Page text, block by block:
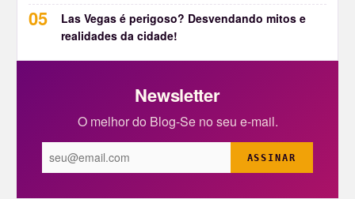
Las Vegas é perigoso? Desvendando mitos e
realidades da cidade!
Newsletter
O melhor do Blog-Se no seu e-mail.
ASSINAR